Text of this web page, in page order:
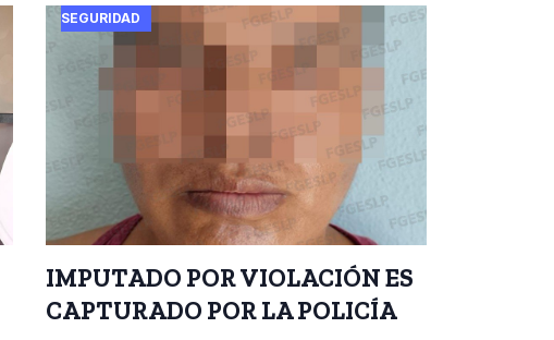
SEGURIDAD
IMPUTADO POR VIOLACIÓN ES
CAPTURADO POR LA POLICÍA